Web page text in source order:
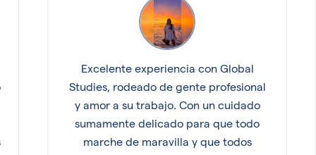
Excelente experiencia con Global
Studies, rodeado de gente profesional
y amor a su trabajo. Con un cuidado
sumamente delicado para que todo
marche de maravilla y que todos